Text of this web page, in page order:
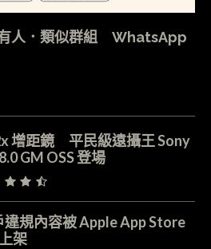
有人．類似群組 WhatsApp
增距鏡 平民級遠攝王 Sony
GM OSS 登場
規內容被 Apple App Store
架